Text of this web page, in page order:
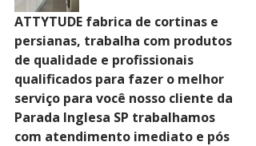
ATTYTUDE fabrica de cortinas e
persianas, trabalha com produtos
de qualidade e profissionais
qualificados para fazer o melhor
serviço para você nosso cliente da
Parada Inglesa SP trabalhamos
com atendimento imediato e pós